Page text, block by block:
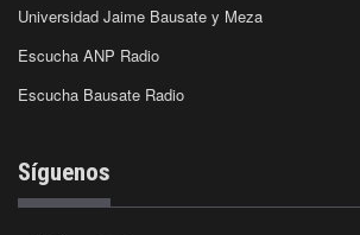
Universidad Jaime Bausate y Meza
Escucha ANP Radio
Escucha Bausate Radio
Síguenos